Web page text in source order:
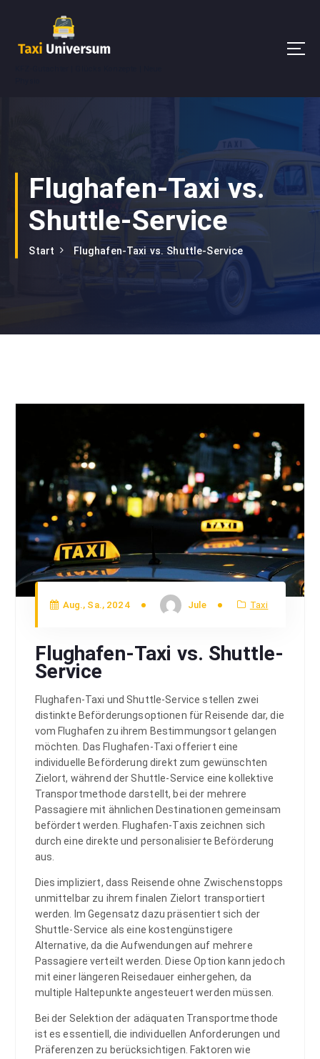
Flughafen-Taxi vs.
Shuttle-Service
Start Flughafen-Taxi vs. Shuttle-Service
Aug., Sa., 2024 Jule Taxi
Flughafen-Taxi vs. Shuttle-
Service
Flughafen-Taxi und Shuttle-Service stellen zwei
distinkte Beförderungsoptionen für Reisende dar, die
vom Flughafen zu ihrem Bestimmungsort gelangen
möchten. Das Flughafen-Taxi offeriert eine
individuelle Beförderung direkt zum gewünschten
Zielort, während der Shuttle-Service eine kollektive
Transportmethode darstellt, bei der mehrere
Passagiere mit ähnlichen Destinationen gemeinsam
befördert werden. Flughafen-Taxis zeichnen sich
durch eine direkte und personalisierte Beförderung
aus.
Dies impliziert, dass Reisende ohne Zwischenstopps
unmittelbar zu ihrem finalen Zielort transportiert
werden. Im Gegensatz dazu präsentiert sich der
Shuttle-Service als eine kostengünstigere
Alternative, da die Aufwendungen auf mehrere
Passagiere verteilt werden. Diese Option kann jedoch
mit einer längeren Reisedauer einhergehen, da
multiple Haltepunkte angesteuert werden müssen.
Bei der Selektion der adäquaten Transportmethode
ist es essentiell, die individuellen Anforderungen und
Präferenzen zu berücksichtigen. Faktoren wie